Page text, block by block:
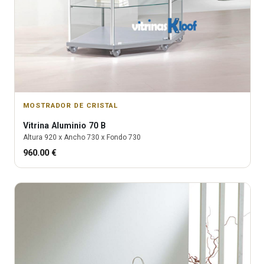
MOSTRADOR DE CRISTAL
Vitrina Aluminio 70 B
Altura 920 x Ancho 730 x Fondo 730
960.00 €